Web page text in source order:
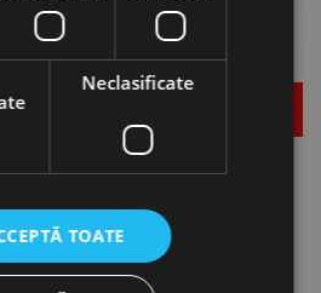
Piulita-nit hexagonale cap
favorite_border
Bralo
Neclasificate
TOATE